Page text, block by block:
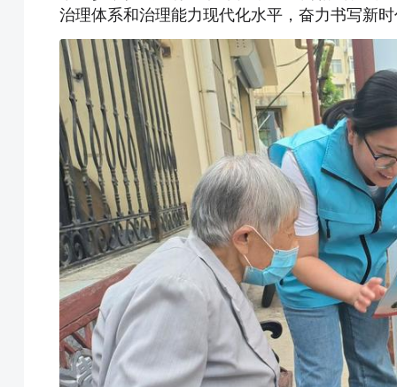
治理体系和治理能力现代化水平，奋力书写新